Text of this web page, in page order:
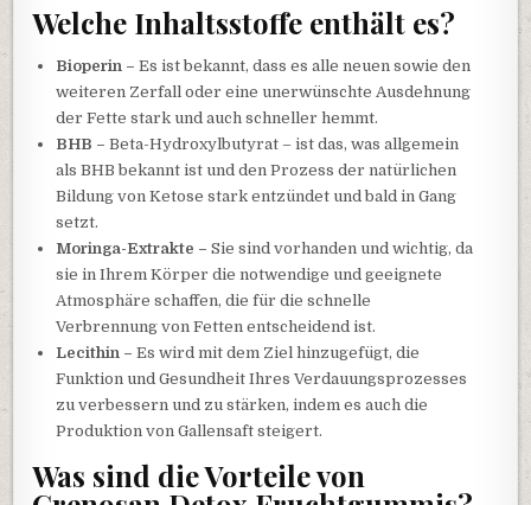
Welche Inhaltsstoffe enthält es?
Bioperin – Es ist bekannt, dass es alle neuen sowie den
weiteren Zerfall oder eine unerwünschte Ausdehnung
der Fette stark und auch schneller hemmt.
BHB – Beta-Hydroxylbutyrat – ist das, was allgemein
als BHB bekannt ist und den Prozess der natürlichen
Bildung von Ketose stark entzündet und bald in Gang
setzt.
Moringa-Extrakte – Sie sind vorhanden und wichtig, da
sie in Ihrem Körper die notwendige und geeignete
Atmosphäre schaffen, die für die schnelle
Verbrennung von Fetten entscheidend ist.
Lecithin – Es wird mit dem Ziel hinzugefügt, die
Funktion und Gesundheit Ihres Verdauungsprozesses
zu verbessern und zu stärken, indem es auch die
Produktion von Gallensaft steigert.
Was sind die Vorteile von